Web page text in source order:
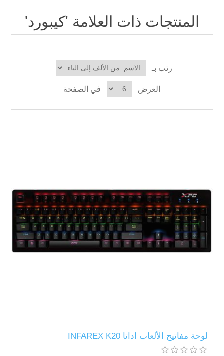
المدونة
المنتجات ذات العلامة 'كيبورد'
رتب بـ
العرض في الصفحة
لوحة مفاتيح الألعاب اداتا INFAREX K20